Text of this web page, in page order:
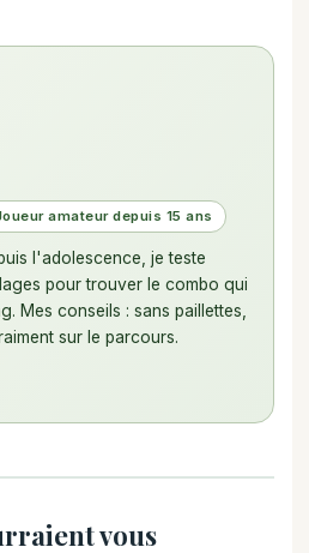
amateur depuis 15 ans
l'adolescence, je teste
pour trouver le combo qui
Mes conseils : sans paillettes,
sur le parcours.
vous